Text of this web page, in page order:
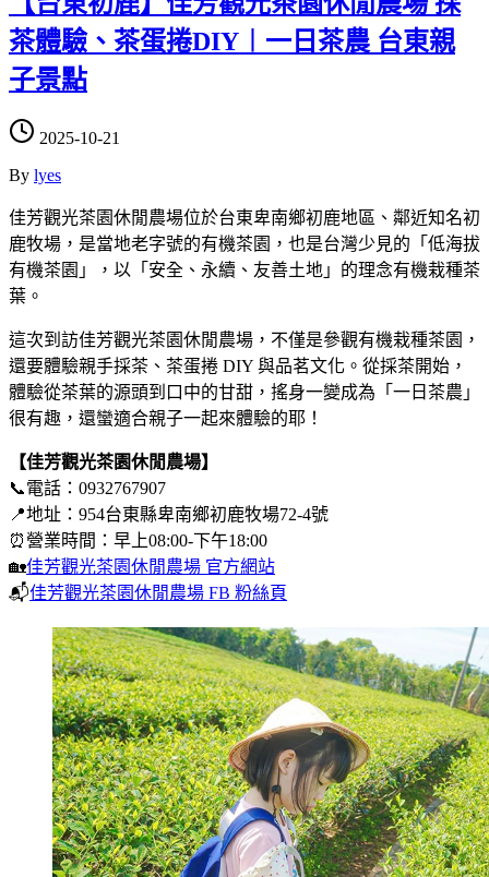
茶體驗、茶蛋捲DIY︱一日茶農 台東親
子景點
2025-10-21
By lyes
佳芳觀光茶園休閒農場位於台東卑南鄉初鹿地區、鄰近知名初
鹿牧場，是當地老字號的有機茶園，也是台灣少見的「低海拔
有機茶園」，以「安全、永續、友善土地」的理念有機栽種茶
葉。
這次到訪佳芳觀光茶園休閒農場，不僅是參觀有機栽種茶園，
還要體驗親手採茶、茶蛋捲 DIY 與品茗文化。從採茶開始，
體驗從茶葉的源頭到口中的甘甜，搖身一變成為「一日茶農」
很有趣，還蠻適合親子一起來體驗的耶！
【佳芳觀光茶園休閒農場】
📞電話：0932767907
📍地址：954台東縣卑南鄉初鹿牧場72-4號
⏰營業時間：早上08:00-下午18:00
🏡佳芳觀光茶園休閒農場 官方網站
📬佳芳觀光茶園休閒農場 FB 粉絲頁